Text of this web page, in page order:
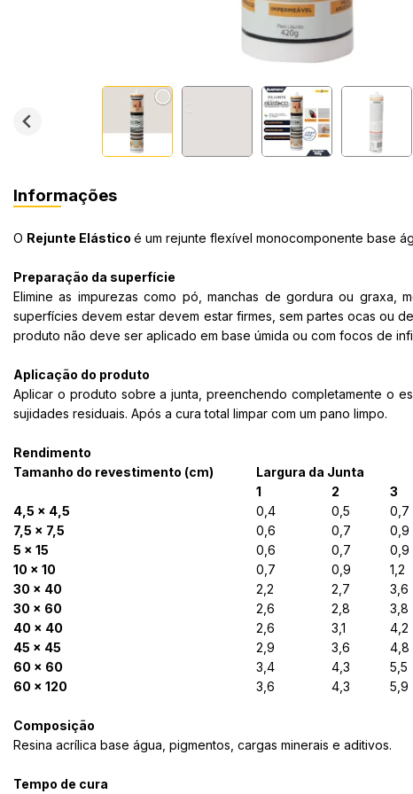
Informações
O Rejunte Elástico é um rejunte flexível monocomponente base
Preparação da superfície
Elimine as impurezas como pó, manchas de gordura ou
superfícies devem estar devem estar firmes, sem partes ocas ou
produto não deve ser aplicado em base úmida ou com focos de
Aplicação do produto
Aplicar o produto sobre a junta, preenchendo completamente o
sujidades residuais. Após a cura total limpar com um pano limpo.
Rendimento
Tamanho do revestimento (cm)
Largura da Junta
1
2 3
4,5 x 4,5
0,4 0,5 0,7
7,5 x 7,5
0,6 0,7 0,9
5 x 15
0,6 0,7 0,9
10 x 10
0,7 0,9 1,2
30 x 40
2,2 2,7 3,6
30 x 60
2,6 2,8 3,8
40 x 40
2,6 3,1 4,2
45 x 45
2,9 3,6 4,8
60 x 60
3,4 4,3 5,5
60 x 120
3,6 4,3 5,9
Composição
Resina acrílica base água, pigmentos, cargas minerais e aditivos.
Tempo de cura